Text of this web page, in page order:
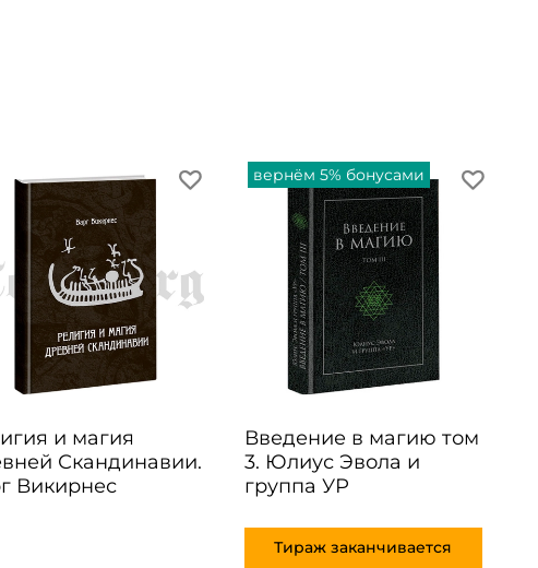
и магия
Скандинавии.
Викирнес
вернём 5% бонусами
Введение в магию том
3. Юлиус Эвола и
группа УР
Тираж заканчивается